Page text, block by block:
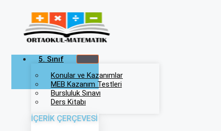
5. Sınıf
Konular ve Kazanımlar
MEB Kazanım Testleri
Bursluluk Sınavı
Ders Kitabı
İÇERİK ÇERÇEVESİ